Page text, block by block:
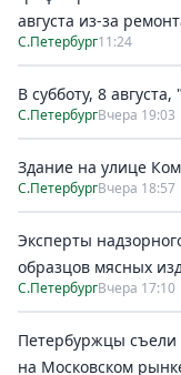
августа из-за
С.Петербург11:24
В субботу, 8
С.ПетербургВчера 19:03
Здание на улице
С.ПетербургВчера 18:57
Эксперты
образцов мясных
С.ПетербургВчера 17:10
Петербуржцы съели
на Московском